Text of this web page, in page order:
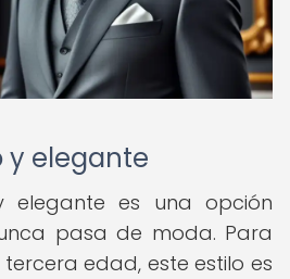
y elegante
elegante es una opción
pasa de moda. Para
edad, este estilo es